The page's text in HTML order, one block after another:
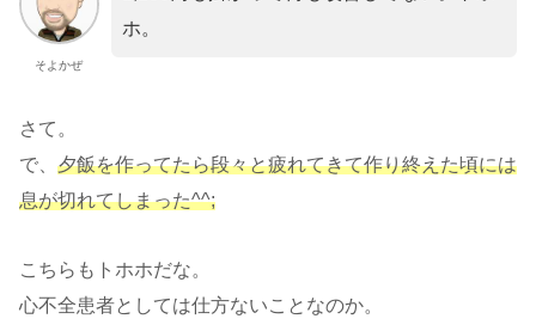
そよかぜ
ホ。
さて。
で、 夕飯を作ってたら段々と疲れてきて作り終えた頃には
息が切れてしまった^^;
こちらもトホホだな。
心不全患者としては仕方ないことなのか。